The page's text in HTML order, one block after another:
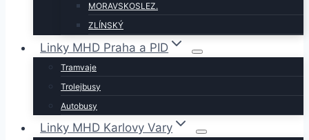
MORAVSKOSLEZ.
ZLÍNSKÝ
Linky MHD Praha a PID
Tramvaje
Trolejbusy
Autobusy
Linky MHD Karlovy Vary